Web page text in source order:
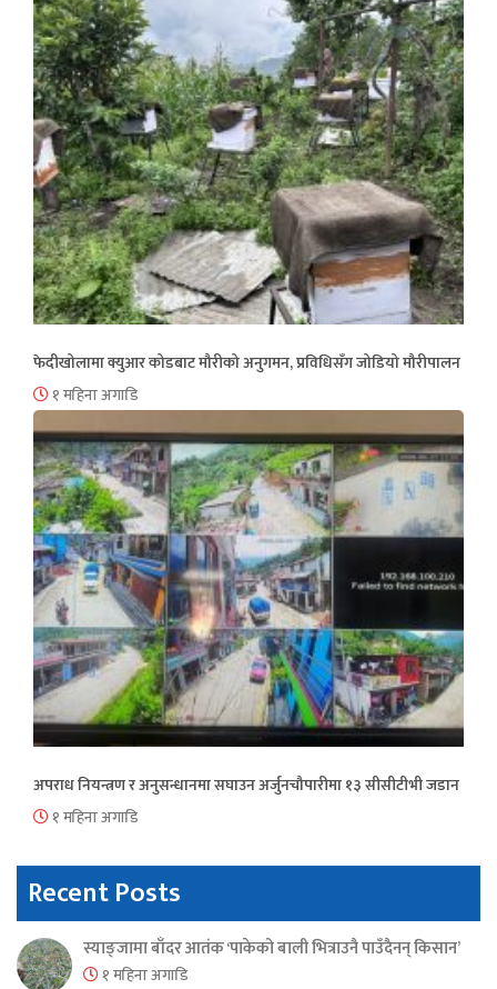
फेदीखोलामा क्युआर कोडबाट मौरीको अनुगमन, प्रविधिसँग जोडियो मौरीपालन
१ महिना अगाडि
अपराध नियन्त्रण र अनुसन्धानमा सघाउन अर्जुनचौपारीमा १३ सीसीटीभी जडान
१ महिना अगाडि
Recent Posts
स्याङ्जामा बाँदर आतंक ‘पाकेको बाली भित्राउनै पाउँदैनन् किसान’
१ महिना अगाडि